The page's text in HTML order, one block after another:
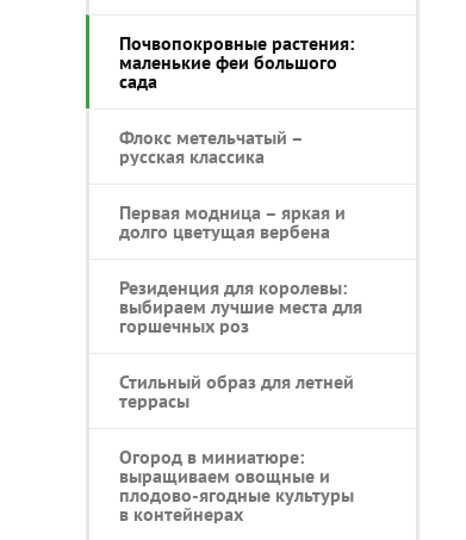
Почвопокровные растения:
маленькие феи большого
сада
Флокс метельчатый –
русская классика
Первая модница – яркая и
долго цветущая вербена
Резиденция для королевы:
выбираем лучшие места для
горшечных роз
Стильный образ для летней
террасы
Огород в миниатюре:
выращиваем овощные и
плодово-ягодные культуры
в контейнерах